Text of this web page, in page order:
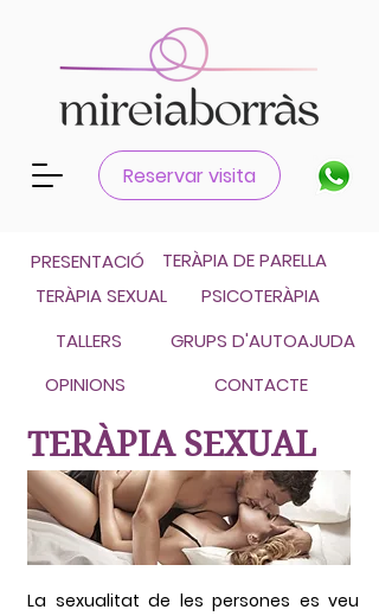
Reservar visita
Català
Castellano
PRESENTACIÓ
TERÀPIA DE PARELLA
TERÀPIA SEXUAL
PSICOTERÀPIA
TALLERS
OPINIONS
GRUPS D'AUTOAJUDA
CONTACTE
TERÀPIA SEXUAL
La sexualitat de les persones es veu